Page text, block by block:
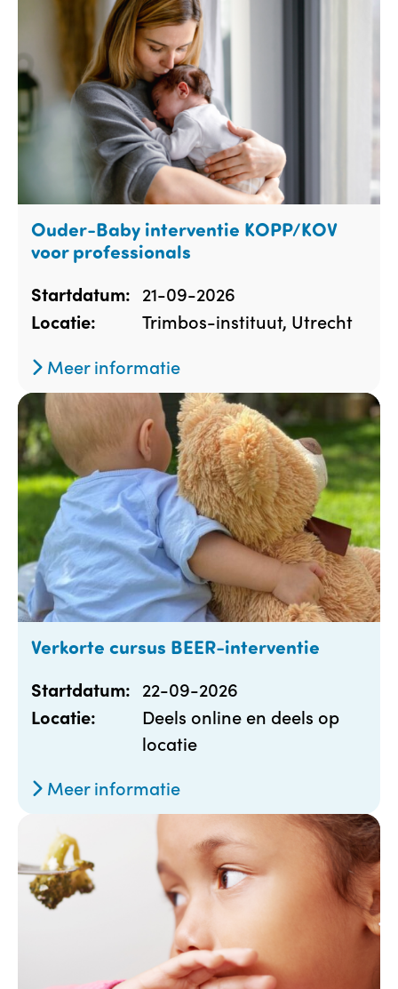
Ouder-Baby interventie KOPP/KOV
voor professionals
Startdatum: 21-09-2026
Locatie:
Trimbos-instituut, Utrecht
Meer informatie
Verkorte cursus BEER-interventie
Startdatum: 22-09-2026
Locatie:
Deels online en deels op
locatie
Meer informatie